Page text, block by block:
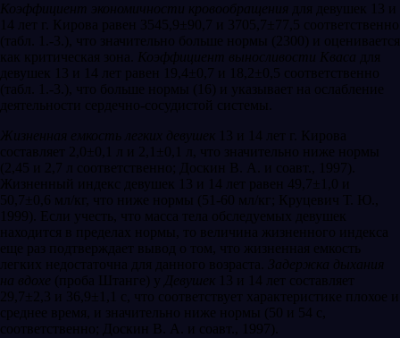
Коэффициент экономичности кровообращения для девушек 13 и
14 лет г. Кирова равен 3545,9±90,7 и 3705,7±77,5 соответственно
(табл. 1.-3.), что значительно больше нормы (2300) и оценивается
как критическая зона.
Коэффициент выносливости Кваса для
девушек 13 и 14 лет равен 19,4±0,7 и 18,2±0,5 соответственно
(табл. 1.-3.), что больше нормы (16) и указывает на ослабление
деятельности сердечно-сосудистой системы.
Жизненная емкость легких девушек 13 и 14 лет г. Кирова
составляет 2,0±0,1 л и 2,1±0,1 л, что значительно ниже нормы
(2,45 и 2,7 л соответственно; Доскин В. А. и соавт., 1997).
Жизненный индекс девушек 13 и 14 лет равен 49,7±1,0 и
50,7±0,6 мл/кг, что ниже нормы (51-60 мл/кг; Круцевич Т. Ю.,
1999). Если учесть, что масса тела обследуемых девушек
находится в пределах нормы, то величина жизненного индекса
еще раз подтверждает вывод о том, что жизненная емкость
легких недостаточна для данного возраста.
Задержка дыхания
на вдохе (проба Штанге) у Девушек 13 и 14 лет составляет
29,7±2,3 и 36,9±1,1 с, что соответствует характеристике плохое и
среднее время, и значительно ниже нормы (50 и 54 с,
соответственно; Доскин В. А. и соавт., 1997).